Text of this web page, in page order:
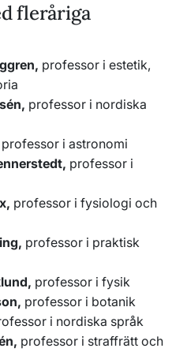
fleråriga
professor i estetik,
professor i nordiska
professor i astronomi
professor i
professor i fysiologi och
professor i praktisk
professor i fysik
professor i botanik
i nordiska språk
professor i straffrätt och